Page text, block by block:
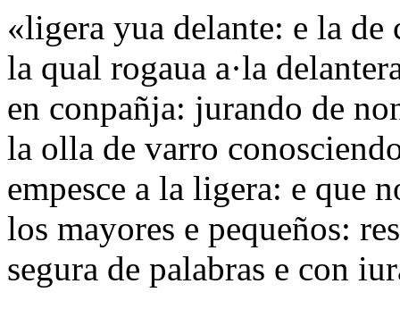
«ligera yua delante: e la de
la qual rogaua a·la
en conpañja: jurando de
la olla de varro
empesce a la ligera: e que
los mayores e pequeños:
segura de palabras e con